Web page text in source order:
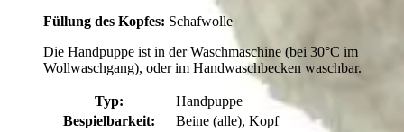
Füllung des Kopfes: Schafwolle
Die Handpuppe ist in der Waschmaschine (bei 30°C im
Wollwaschgang), oder im Handwaschbecken waschbar.
Typ:
Handpuppe
Bespielbarkeit:
Beine (alle), Kopf